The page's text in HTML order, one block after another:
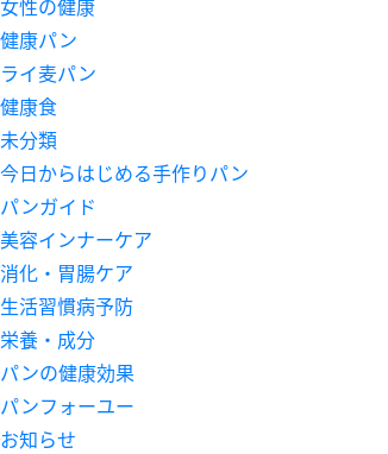
健康パン
ライ麦パン
健康食
未分類
今日からはじめる手作りパン
パンガイド
美容インナーケア
消化・胃腸ケア
生活習慣病予防
栄養・成分
パンの健康効果
パンフォーユー
お知らせ